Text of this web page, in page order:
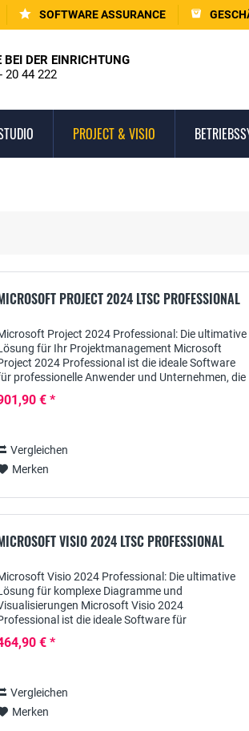
SOFTWARE ASSURANCE
BEI DER EINRICHTUNG
20 44 222
PROJECT & VISIO
PROJECT 2024 LTSC PROFESSIONAL
Project 2024 Professional: Die ultimative
für Ihr Projektmanagement Microsoft
2024 Professional ist die ideale Software
professionelle Anwender und Unternehmen, die
€ *
Vergleichen
Merken
VISIO 2024 LTSC PROFESSIONAL
Visio 2024 Professional: Die ultimative
für komplexe Diagramme und
Microsoft Visio 2024
ist die ideale Software für
Flussdiagramme und...
€ *
Vergleichen
Merken